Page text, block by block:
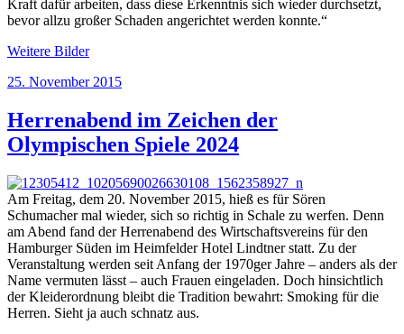
Kraft dafür arbeiten, dass diese Erkenntnis sich wieder durchsetzt,
bevor allzu großer Schaden angerichtet werden konnte.“
Weitere Bilder
Veröffentlicht
25. November 2015
Herrenabend im Zeichen der
Olympischen Spiele 2024
Am Freitag, dem 20. November 2015, hieß es für Sören
Schumacher mal wieder, sich so richtig in Schale zu werfen. Denn
am Abend fand der Herrenabend des Wirtschaftsvereins für den
Hamburger Süden im Heimfelder Hotel Lindtner statt. Zu der
Veranstaltung werden seit Anfang der 1970ger Jahre – anders als der
Name vermuten lässt – auch Frauen eingeladen. Doch hinsichtlich
der Kleiderordnung bleibt die Tradition bewahrt: Smoking für die
Herren. Sieht ja auch schnatz aus.